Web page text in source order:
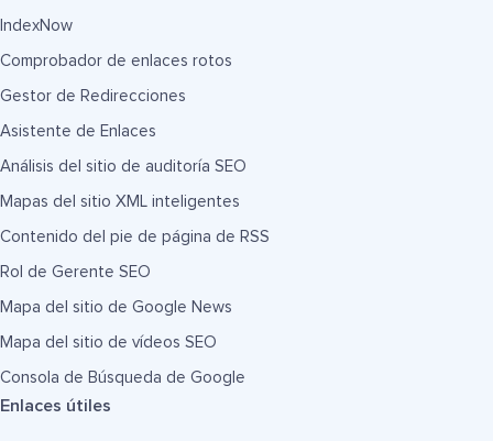
IndexNow
Comprobador de enlaces rotos
Gestor de Redirecciones
Asistente de Enlaces
Análisis del sitio de auditoría SEO
Mapas del sitio XML inteligentes
Contenido del pie de página de RSS
Rol de Gerente SEO
Mapa del sitio de Google News
Mapa del sitio de vídeos SEO
Consola de Búsqueda de Google
Enlaces útiles